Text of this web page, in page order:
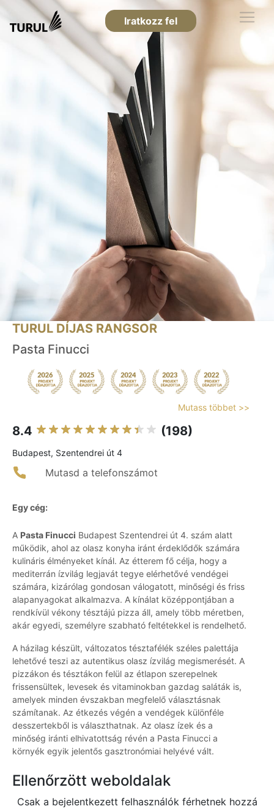
Iratkozz fel
TURUL DÍJAS RANGSOR
Pasta Finucci
Mutass többet >>
8.4 (198)
Budapest, Szentendrei út 4
Mutasd a telefonszámot
Egy cég:
A Pasta Finucci Budapest Szentendrei út 4. szám alatt
működik, ahol az olasz konyha iránt érdeklődők számára
kulináris élményeket kínál. Az étterem fő célja, hogy a
mediterrán ízvilág legjavát tegye elérhetővé vendégei
számára, kizárólag gondosan válogatott, minőségi és friss
alapanyagokat alkalmazva. A kínálat középpontjában a
rendkívül vékony tésztájú pizza áll, amely több méretben,
akár egyedi, személyre szabható feltétekkel is rendelhető.
A házilag készült, változatos tésztafélék széles palettája
lehetővé teszi az autentikus olasz ízvilág megismerését. A
pizzákon és tésztákon felül az étlapon szerepelnek
frissensültek, levesek és vitaminokban gazdag saláták is,
amelyek minden évszakban megfelelő választásnak
számítanak. Az étkezés végén a vendégek különféle
desszertekből is választhatnak. Az olasz ízek és a
minőség iránti elhivatottság révén a Pasta Finucci a
környék egyik jelentős gasztronómiai helyévé vált.
Ellenőrzött weboldalak
Csak a bejelentkezett felhasználók férhetnek hozzá